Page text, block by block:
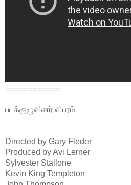
============
படக்குழுவினர் விபரம்
Directed by Gary Fleder
Produced byAvi Lerner
Sylvester Stallone
Kevin King Templeton